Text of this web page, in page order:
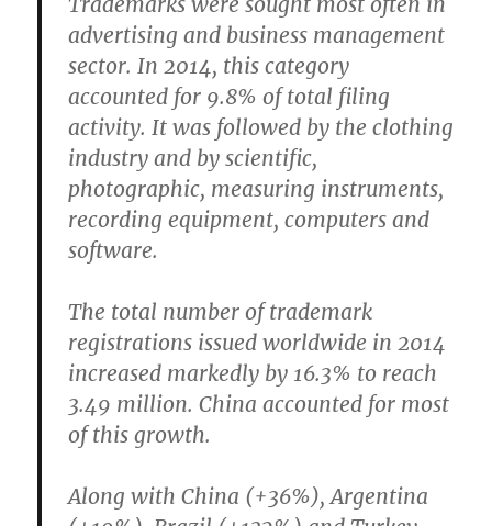
advertising and business management
sector. In 2014, this category
accounted for 9.8% of total filing
activity. It was followed by the clothing
industry and by scientific,
photographic, measuring instruments,
recording equipment, computers and
software.
The total number of trademark
registrations issued worldwide in 2014
increased markedly by 16.3% to reach
3.49 million. China accounted for most
of this growth.
Along with China (+36%), Argentina